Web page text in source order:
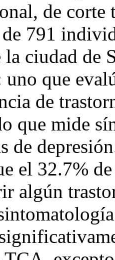
de corte
791
la ciudad de
que
de
que mide
de
el 32.7%
algún